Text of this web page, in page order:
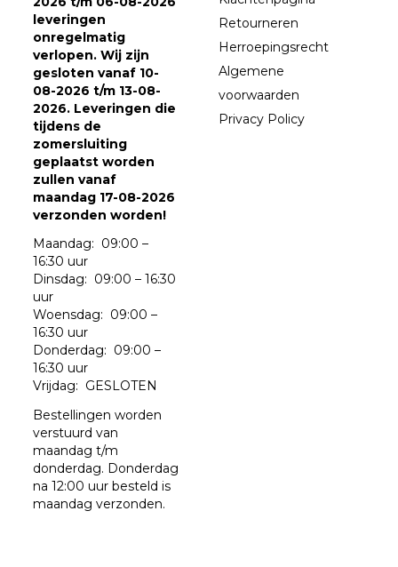
leveringen
onregelmatig
verlopen. Wij zijn
gesloten vanaf 10-
08-2026 t/m 13-08-
2026. Leveringen die
tijdens de
zomersluiting
geplaatst worden
zullen vanaf
maandag 17-08-2026
verzonden worden!
Maandag: 09:00 –
16:30 uur
Dinsdag: 09:00 – 16:30
uur
Woensdag: 09:00 –
16:30 uur
Donderdag: 09:00 –
16:30 uur
Vrijdag: GESLOTEN
Bestellingen worden
verstuurd van
maandag t/m
donderdag. Donderdag
na 12:00 uur besteld is
maandag verzonden.
Retourneren
Herroepingsrecht
Algemene
voorwaarden
Privacy Policy